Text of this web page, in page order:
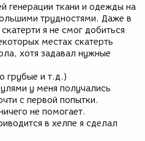
генерации ткани и одежды на
трудностями. Даже в
я не смог добиться
местах скатерть
хотя задавал нужные
грубые и т.д.)
у меня получались
с первой попытки.
не помогает.
в хелпе я сделал